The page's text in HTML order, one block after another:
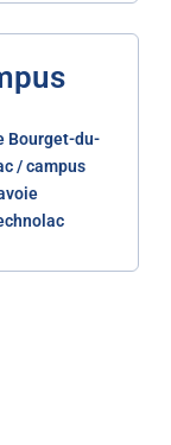
Bourget-du-
/ campus